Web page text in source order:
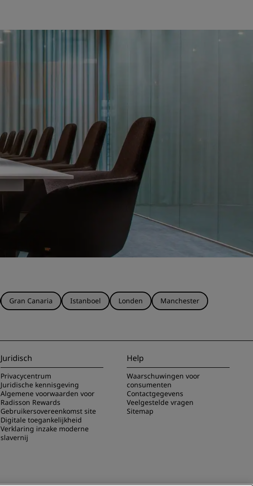
Gran Canaria Istanboel Londen
Manchester
Juridisch
Privacycentrum
Juridische kennisgeving
Algemene voorwaarden voor
Radisson Rewards
Gebruikersovereenkomst site
Digitale toegankelijkheid
Verklaring inzake moderne
slavernij
Help
Waarschuwingen voor
consumenten
Contactgegevens
Veelgestelde vragen
Sitemap